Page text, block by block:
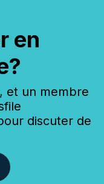
en
et un membre
discuter de